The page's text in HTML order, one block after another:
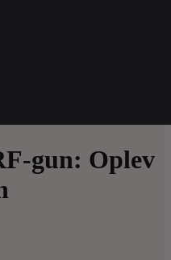
gun: Oplev